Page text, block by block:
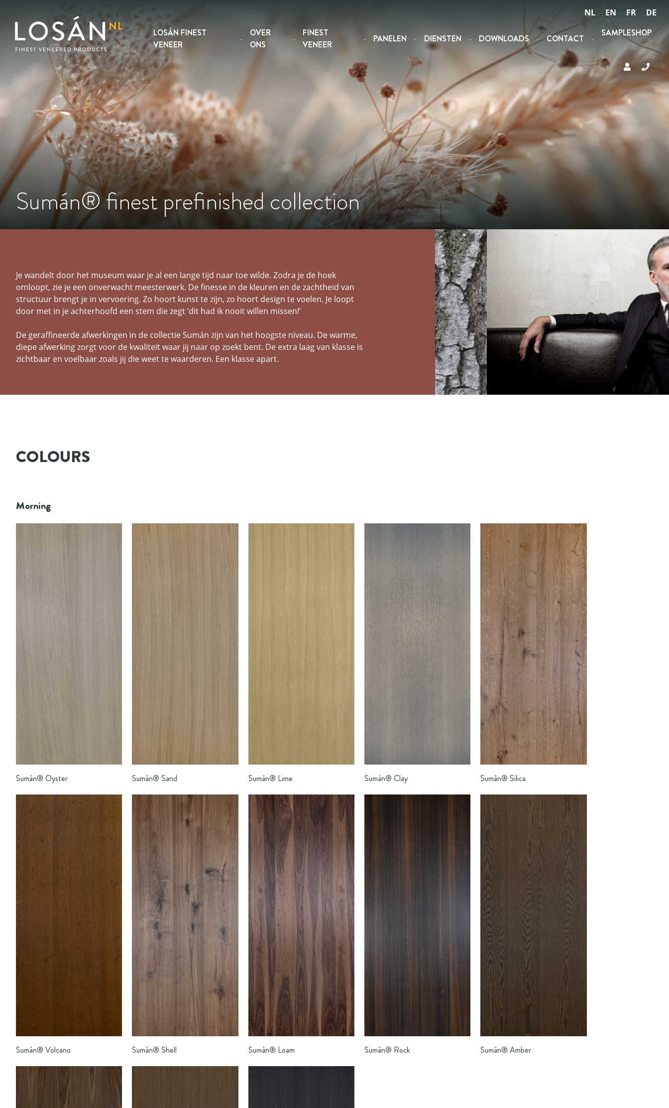
NL EN FR DE
LOSÁN FINEST
VENEER
OVER
ONS
FINEST
VENEER
PANELEN DIENSTEN DOWNLOADS CONTACT
SAMPLESHOP
Sumán® finest prefinished collection
Je wandelt door het museum waar je al een lange tijd naar toe wilde. Zodra je de hoek
omloopt, zie je een onverwacht meesterwerk. De finesse in de kleuren en de zachtheid van
structuur brengt je in vervoering. Zo hoort kunst te zijn, zo hoort design te voelen. Je loopt
door met in je achterhoofd een stem die zegt ‘dit had ik nooit willen missen!’
De geraffineerde afwerkingen in de collectie Sumán zijn van het hoogste niveau. De warme,
diepe afwerking zorgt voor de kwaliteit waar jij naar op zoekt bent. De extra laag van klasse is
zichtbaar en voelbaar zoals jij die weet te waarderen. Een klasse apart.
COLOURS
Morning
Sumán® Oyster Sumán® Sand Sumán® Lime Sumán® Clay Sumán® Silica
Sumán® Volcano Sumán® Shell Sumán® Loam Sumán® Rock Sumán® Amber